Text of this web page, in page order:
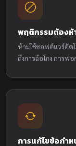
พฤติกรรมต้องห้
ห้ามใช้ซอฟต์แวร์อัต
ถึงการฉ้อโกง การฟ
การแก้ไขข้อกำ